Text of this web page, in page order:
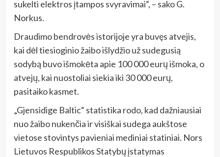
sukelti elektros įtampos svyravimai“, – sako G.
Norkus.
Draudimo bendrovės istorijoje yra buvęs atvejis,
kai dėl tiesioginio žaibo išlydžio už sudegusią
sodybą buvo išmokėta apie 100 000 eurų išmoka, o
atvejų, kai nuostoliai siekia iki 30 000 eurų,
pasitaiko kasmet.
„Gjensidige Baltic“ statistika rodo, kad dažniausiai
nuo žaibo nukenčia ir visiškai sudega aukštose
vietose stovintys pavieniai mediniai statiniai. Nors
Lietuvos Respublikos Statybų įstatymas